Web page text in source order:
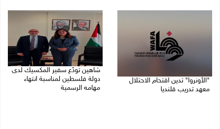
"الأونروا" تدين اقتحام الاحتلال
معهد تدريب قلنديا
شاهين تودّع سفير المكسيك لدى
دولة فلسطين لمناسبة انتهاء
مهامه الرسمية